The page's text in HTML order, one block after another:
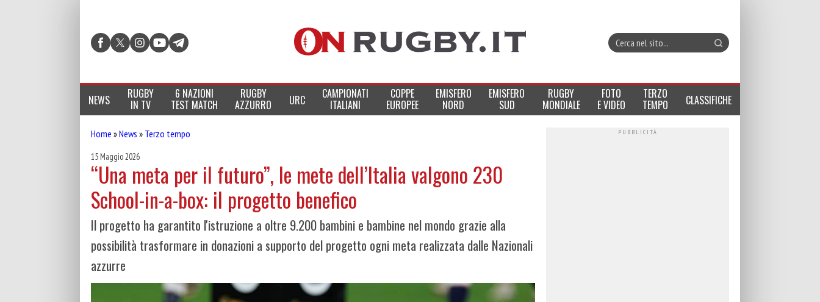
NEWS RUGBY
IN TV
6 NAZIONI
TEST MATCH
RUGBY
AZZURRO URC CAMPIONATI
ITALIANI
COPPE
EUROPEE
EMISFERO
NORD
EMISFERO
SUD
RUGBY
MONDIALE
FOTO
E VIDEO
TERZO
TEMPO CLASSIFICHE
Home »News » Terzo tempo
15 Maggio 2026
“Una meta per il futuro”, le mete dell’Italia valgono 230
School-in-a-box: il progetto benefico
Il progetto ha garantito l'istruzione a oltre 9.200 bambini e bambine nel mondo grazie alla
possibilità trasformare in donazioni a supporto del progetto ogni meta realizzata dalle Nazionali
azzurre